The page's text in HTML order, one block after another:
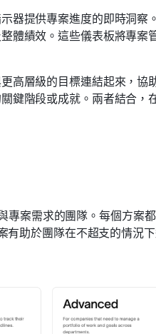
器提供專案進度的即時洞察
體績效。這些儀表板將專案
高層級的目標連結起來，協
鍵階段或成就。兩者結合，
專案需求的團隊。每個方案
助於團隊在不超支的情況